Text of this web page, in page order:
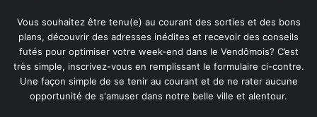
Vous souhaitez être tenu(e) au courant des sorties et des bons
plans, découvrir des adresses inédites et recevoir des conseils
futés pour optimiser votre week-end dans le Vendômois? C’est
très simple, inscrivez-vous en remplissant le formulaire ci-contre.
Une façon simple de se tenir au courant et de ne rater aucune
opportunité de s'amuser dans notre belle ville et alentour.